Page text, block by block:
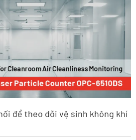
để theo dõi vệ sinh không khí